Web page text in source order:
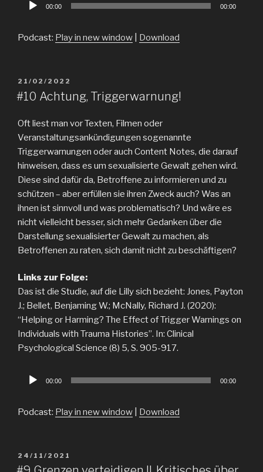
00:00 00:00
Podcast: Play in new window Download
POSTED
ON
21/02/2022
#10 Achtung, Triggerwarnung!
Oft liest man vor Texten, Filmen oder
Veranstaltungsankündigungen sogenannte
Triggerwarnungen oder auch Content Notes, die darauf
hinweisen, dass es um sexualisierte Gewalt gehen wird.
Diese sind dafür da, Betroffene zu informieren und zu
schützen – aber erfüllen sie ihren Zweck auch? Was an
ihnen ist sinnvoll und was problematisch? Und wäre es
nicht vielleicht besser, sich mehr Gedanken über die
Darstellung sexualisierter Gewalt zu machen, als
Betroffenen zu raten, sich damit nicht zu beschäftigen?
Links zur Folge:
Das ist die Studie, auf die Lilly sich bezieht: Jones, Payton
J.; Bellet, Benjaming W.; McNally, Richard J. (2020):
“Helping or Harming? The Effect of Trigger Warnings on
Individuals with Trauma Histories”. In: Clinical
Psychological Science (8) 5, S. 905-917.
Audio
00:00 00:00
Podcast: Play in new window Download
POSTED
ON
24/11/2021